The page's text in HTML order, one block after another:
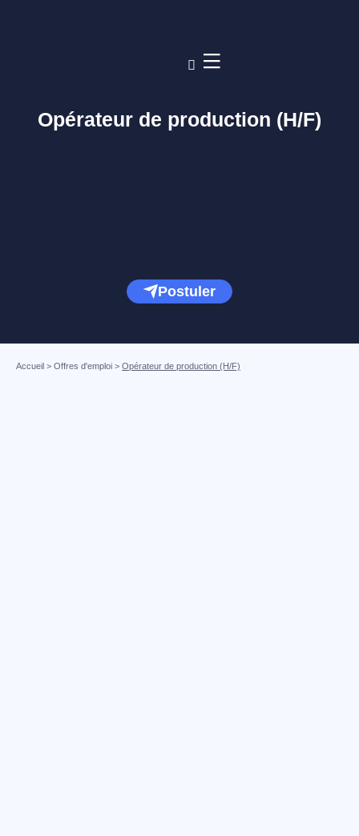
Opérateur de production (H/F)
Postuler
Accueil > Offres d'emploi > Opérateur de production (H/F)